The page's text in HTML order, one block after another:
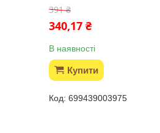
391 ₴
340,17 ₴
В наявності
Купити
699439003975